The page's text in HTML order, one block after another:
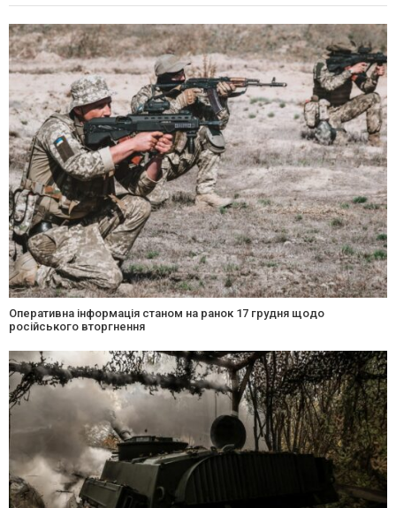
Оперативна інформація станом на ранок 17 грудня щодо
російського вторгнення